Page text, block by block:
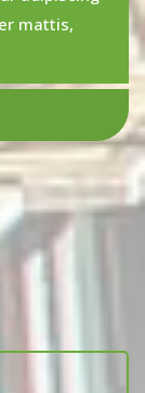
mattis,